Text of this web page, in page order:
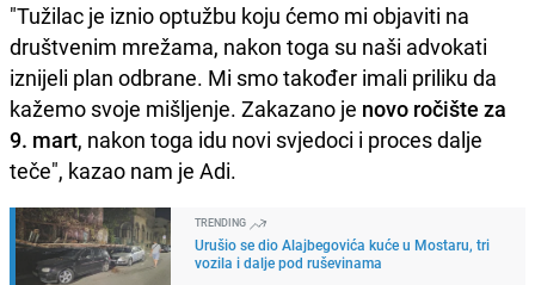
"Tužilac je iznio optužbu koju ćemo mi objaviti na
društvenim mrežama, nakon toga su naši advokati
iznijeli plan odbrane. Mi smo također imali priliku da
kažemo svoje mišljenje. Zakazano je novo ročište za
9. mart, nakon toga idu novi svjedoci i proces dalje
teče", kazao nam je Adi.
TRENDING
Urušio se dio Alajbegovića kuće u Mostaru, tri
vozila i dalje pod ruševinama